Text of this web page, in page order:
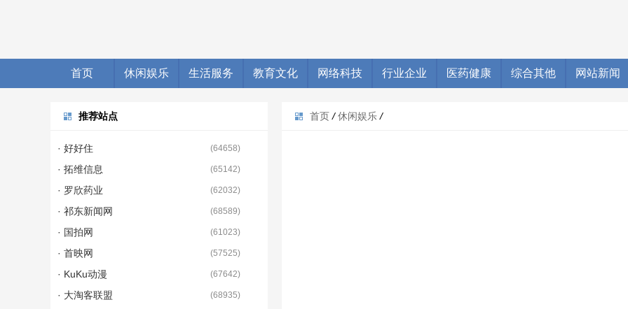
首页 休闲娱乐 生活服务 教育文化 网络科技 行业企业 医药健康 综合其他 网站新闻
首页 / 休闲娱乐 /
推荐站点
· 好好住 (64658)
· 拓维信息 (65142)
· 罗欣药业 (62032)
· 祁东新闻网 (68589)
· 国拍网 (61023)
· 首映网 (57525)
· KuKu动漫 (67642)
· 大淘客联盟 (68935)